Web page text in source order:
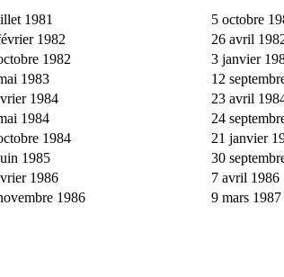
1981 5 octobre
1982 26 avril
1982 3 janvier
1983 12
1984 23 avril
1984 24
1984 21 janvier
1985 30
1986 7 avril 1986
1986 9 mars 1987